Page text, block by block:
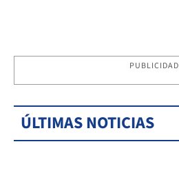
PUBLICIDAD
ÚLTIMAS NOTICIAS